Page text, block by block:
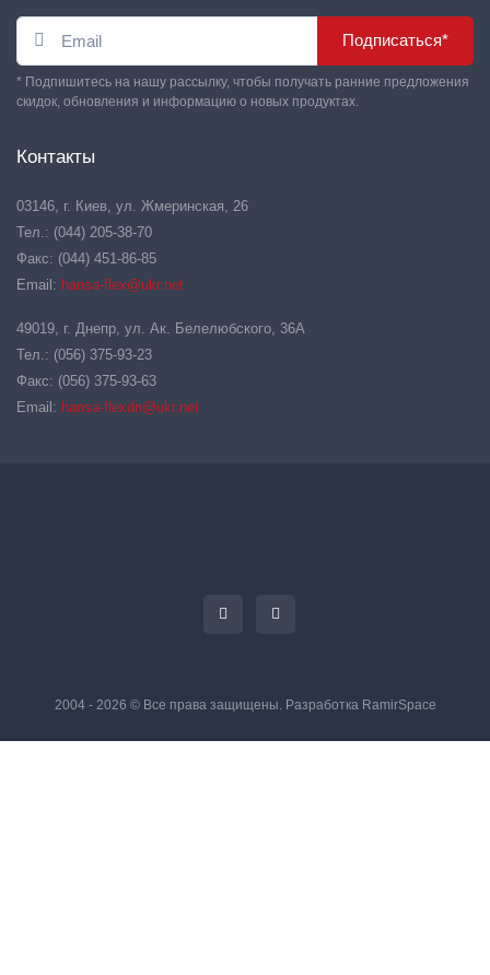
Подписаться*
* Подпишитесь на нашу рассылку, чтобы получать ранние предложения
скидок, обновления и информацию о новых продуктах.
Контакты
03146, г. Киев, ул. Жмеринская, 26
Тел.: (044) 205-38-70
Факс: (044) 451-86-85
Email: hansa-flex@ukr.net
49019, г. Днепр, ул. Ак. Белелюбского, 36А
Тел.: (056) 375-93-23
Факс: (056) 375-93-63
Email: hansa-flexdn@ukr.net
2004 - 2026 © Все права защищены. Разработка RamirSpace